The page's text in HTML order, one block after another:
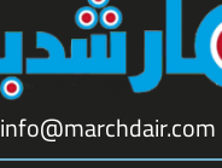
info@marchdair.com